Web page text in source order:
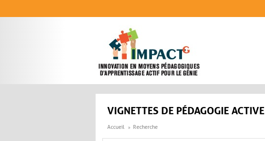
VIGNETTES DE PÉDAGOGIE ACTIVE
Accueil Recherche